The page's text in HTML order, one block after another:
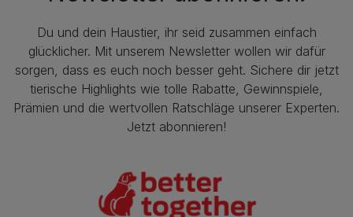
Du und dein Haustier, ihr seid zusammen einfach
glücklicher. Mit unserem Newsletter wollen wir dafür
sorgen, dass es euch noch besser geht. Sichere dir jetzt
tierische Highlights wie tolle Rabatte, Gewinnspiele,
Prämien und die wertvollen Ratschläge unserer Experten.
Jetzt abonnieren!